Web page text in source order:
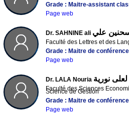
Grade : Maitre-assistant
Page web
Dr. SAHNINE ali علي
Faculté des Lettres et des
Grade : Maitre de
Page web
Dr. LALA Nouria لعلى نورية
Faculté des Sciences
Science de Gestion
Grade : Maitre de
Page web